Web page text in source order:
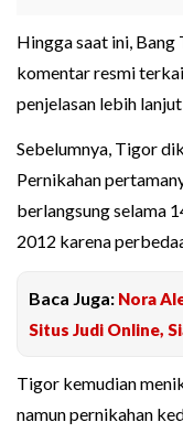
Hingga saat ini,
komentar resmi
penjelasan lebih
Sebelumnya, Tigor
Pernikahan
berlangsung selama
2012 karena
Baca Juga: Nora
Situs Judi Online,
Tigor kemudian
namun pernikahan